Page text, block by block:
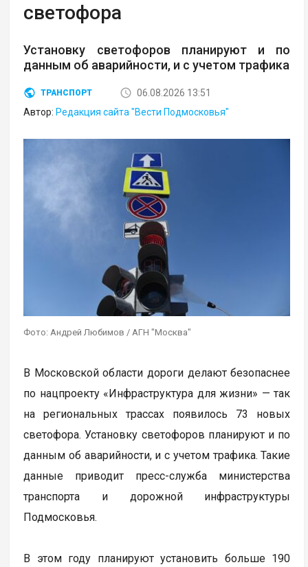
светофора
Установку светофоров планируют и по
данным об аварийности, и с учетом трафика
ТРАНСПОРТ
06.08.2026 13:51
Автор: Редакция сайта "Вести Подмосковья"
Фото: Андрей Любимов / АГН "Москва"
В Московской области дороги делают безопаснее
по нацпроекту «Инфраструктура для жизни» — так
на региональных трассах появилось 73 новых
светофора. Установку светофоров планируют и по
данным об аварийности, и с учетом трафика. Такие
данные приводит пресс-служба министерства
транспорта и дорожной инфраструктуры
Подмосковья.
В этом году планируют установить больше 190